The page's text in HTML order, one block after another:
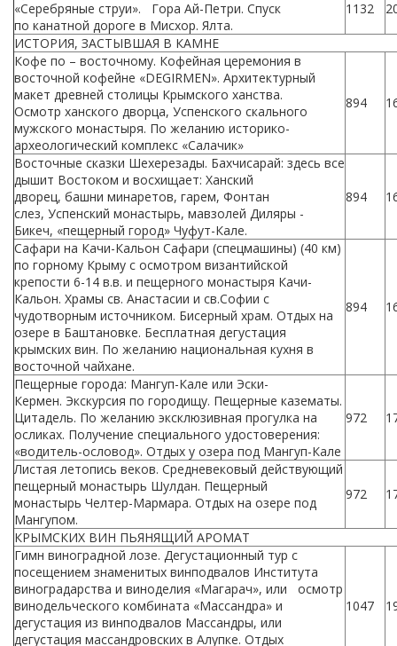
«Серебряные струи». Гора Ай-Петри. Спуск
по канатной дороге в Мисхор. Ялта.
1132
ИСТОРИЯ, ЗАСТЫВШАЯ В КАМНЕ
Кофе по – восточному. Кофейная церемония в
восточной кофейне «DEGIRMEN». Архитектурный
макет древней столицы Крымского ханства.
Осмотр ханского дворца, Успенского скального
мужского монастыря. По желанию историко-
археологический комплекс «Салачик»
894
Восточные сказки Шехерезады. Бахчисарай: здесь все
дышит Востоком и восхищает: Ханский
дворец, башни минаретов, гарем, Фонтан
слез, Успенский монастырь, мавзолей Диляры -
Бикеч, «пещерный город» Чуфут-Кале.
894
Сафари на Качи-Кальон Сафари (спецмашины) (40 км)
по горному Крыму с осмотром византийской
крепости 6-14 в.в. и пещерного монастыря Качи-
Кальон. Храмы св. Анастасии и св.Софии с
чудотворным источником. Бисерный храм. Отдых на
озере в Баштановке. Бесплатная дегустация
крымских вин. По желанию национальная кухня в
восточной чайхане.
894
Пещерные города: Мангуп-Кале или Эски-
Кермен. Экскурсия по городищу. Пещерные казематы.
Цитадель. По желанию эксклюзивная прогулка на
осликах. Получение специального удостоверения:
«водитель-ословод». Отдых у озера под Мангуп-Кале
972
Листая летопись веков. Средневековый действующий
пещерный монастырь Шулдан. Пещерный
монастырь Челтер-Мармара. Отдых на озере под
Мангупом.
972
КРЫМСКИХ ВИН ПЬЯНЯЩИЙ АРОМАТ
Гимн виноградной лозе. Дегустационный тур с
посещением знаменитых винподвалов Института
виноградарства и виноделия «Магарач», или осмотр
винодельческого комбината «Массандра» и
дегустация из винподвалов Массандры, или
дегустация массандровских в Алупке. Отдых
1047